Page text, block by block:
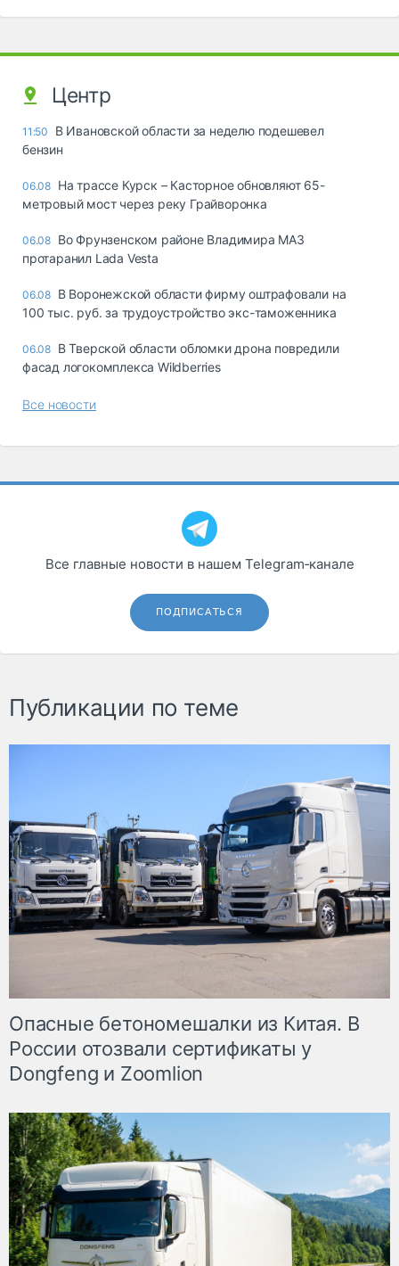
Центр
11:50
В Ивановской области за неделю подешевел
бензин
06.08 На трассе Курск – Касторное обновляют 65-
метровый мост через реку Грайворонка
06.08 Во Фрунзенском районе Владимира МАЗ
протаранил Lada Vesta
06.08 В Воронежской области фирму оштрафовали на
100 тыс. руб. за трудоустройство экс-таможенника
06.08 В Тверской области обломки дрона повредили
фасад логокомплекса Wildberries
Все новости
Все главные новости в нашем Telegram‑канале
ПОДПИСАТЬСЯ
Публикации по теме
Опасные бетономешалки из Китая. В
России отозвали сертификаты у
Dongfeng и Zoomlion